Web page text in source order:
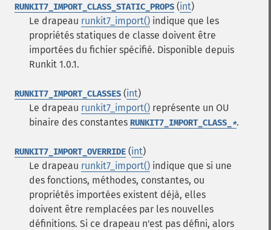
RUNKIT7_IMPORT_CLASS_STATIC_PROPS (int)
Le drapeau runkit7_import() indique que les
propriétés statiques de classe doivent être
importées du fichier spécifié. Disponible depuis
Runkit 1.0.1.
RUNKIT7_IMPORT_CLASSES (int)
Le drapeau runkit7_import() représente un OU
binaire des constantes RUNKIT7_IMPORT_CLASS_ *.
RUNKIT7_IMPORT_OVERRIDE (int)
Le drapeau runkit7_import() indique que si une
des fonctions, méthodes, constantes, ou
propriétés importées existent déjà, elles
doivent être remplacées par les nouvelles
définitions. Si ce drapeau n'est pas défini, alors